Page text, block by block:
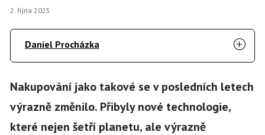
2. října 2025
Daniel Procházka
Nakupování jako takové se v posledních letech
výrazně změnilo. Přibyly nové technologie,
které nejen šetří planetu, ale výrazně